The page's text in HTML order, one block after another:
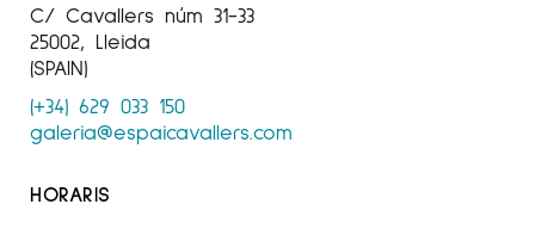
C/ Cavallers núm 31-33
25002, Lleida
(SPAIN)
(+34) 629 033 150
galeria@espaicavallers.com
HORARIS